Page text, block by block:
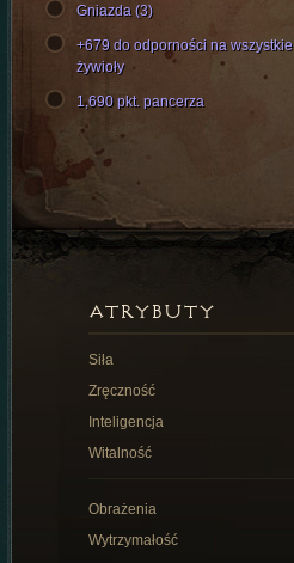
Gniazda (3)
+679 do odporności na wszystkie
żywioły
1,690 pkt. pancerza
ATRYBUTY
Siła
Zręczność
Inteligencja
Witalność
Obrażenia
Wytrzymałość